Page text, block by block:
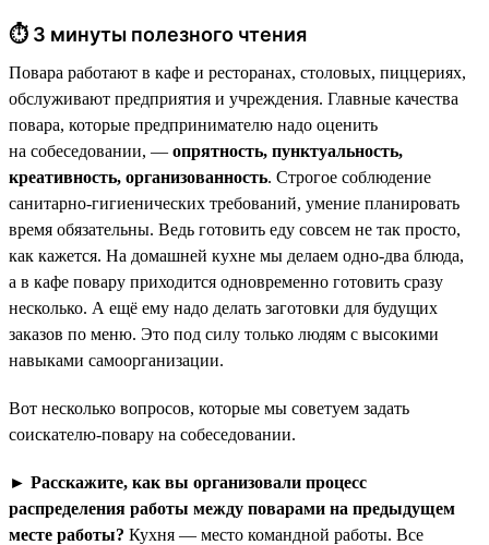
⏱ 3 минуты полезного чтения
Повара работают в кафе и ресторанах, столовых, пиццериях,
обслуживают предприятия и учреждения. Главные качества
повара, которые предпринимателю надо оценить
на собеседовании, — опрятность, пунктуальность,
креативность, организованность. Строгое соблюдение
санитарно-гигиенических требований, умение планировать
время обязательны. Ведь готовить еду совсем не так просто,
как кажется. На домашней кухне мы делаем одно-два блюда,
а в кафе повару приходится одновременно готовить сразу
несколько. А ещё ему надо делать заготовки для будущих
заказов по меню. Это под силу только людям с высокими
навыками самоорганизации.
Вот несколько вопросов, которые мы советуем задать
соискателю-повару на собеседовании.
► Расскажите, как вы организовали процесс
распределения работы между поварами на предыдущем
месте работы? Кухня — место командной работы. Все